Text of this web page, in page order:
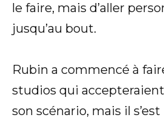
le faire, mais d’aller
jusqu’au bout.
Rubin a commencé à
studios qui
son scénario, mais il